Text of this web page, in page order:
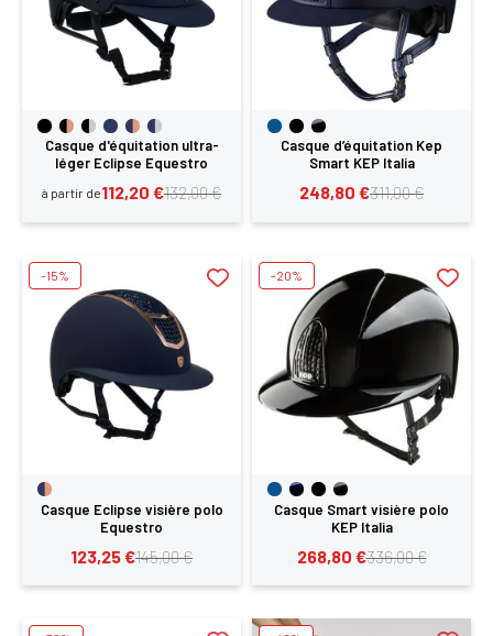
Casque d'équitation ultra-
léger Eclipse Equestro
à partir de 132,00 €
112,20 €
Casque d’équitation Kep
Smart KEP Italia
311,00 €
248,80 €
Casque Eclipse visière polo
Equestro
145,00 €
123,25 €
-15%
Casque Smart visière polo
KEP Italia
336,00 €
268,80 €
-20%